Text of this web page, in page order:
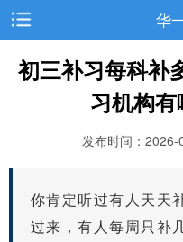
华
初三补习每科补
习机构
发布时间：
你肯定听过有人天天
过来，有人每周只补